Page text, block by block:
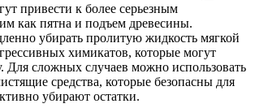
привести к более серьезным
как пятна и подъем древесины.
убирать пролитую жидкость мягкой
химикатов, которые могут
Для сложных случаев можно использовать
средства, которые безопасны для
убирают остатки.